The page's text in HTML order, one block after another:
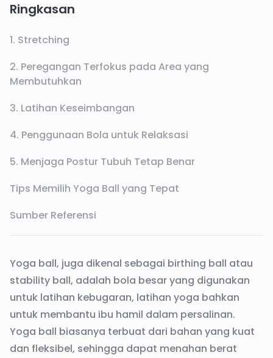
Ringkasan
1. Stretching
2. Peregangan Terfokus pada Area yang
Membutuhkan
3. Latihan Keseimbangan
4. Penggunaan Bola untuk Relaksasi
5. Menjaga Postur Tubuh Tetap Benar
Tips Memilih Yoga Ball yang Tepat
Sumber Referensi
Yoga ball, juga dikenal sebagai birthing ball atau
stability ball, adalah bola besar yang digunakan
untuk latihan kebugaran, latihan yoga bahkan
untuk membantu ibu hamil dalam persalinan.
Yoga ball biasanya terbuat dari bahan yang kuat
dan fleksibel, sehingga dapat menahan berat